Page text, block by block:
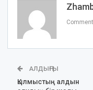
АЛДЫҢҒЫ
Қылмыстың алдын